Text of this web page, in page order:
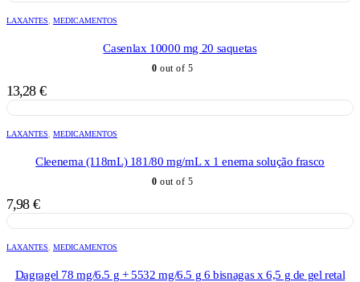
LAXANTES MEDICAMENTOS
Casenlax 10000 mg 20 saquetas
0 out of 5
13,28 €
LAXANTES MEDICAMENTOS
Cleenema (118mL) 181/80 mg/mL x 1 enema solução frasco
0 out of 5
7,98 €
LAXANTES MEDICAMENTOS
Dagragel 78 mg/6.5 g + 5532 mg/6.5 g 6 bisnagas x 6,5 g de gel retal